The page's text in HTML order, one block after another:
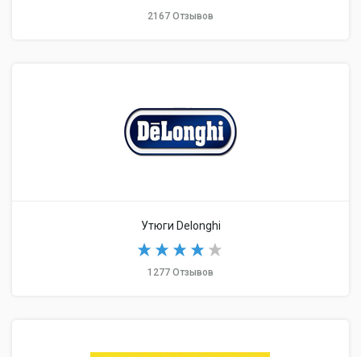
2167 Отзывов
Утюги Delonghi
1277 Отзывов